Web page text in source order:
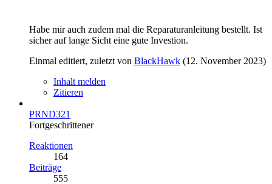
Habe mir auch zudem mal die Reparaturanleitung bestellt. Ist
sicher auf lange Sicht eine gute Investion.
Einmal editiert, zuletzt von BlackHawk (12. November 2023)
Inhalt melden
Zitieren
PRND321
Fortgeschrittener
Reaktionen
164
Beiträge
555